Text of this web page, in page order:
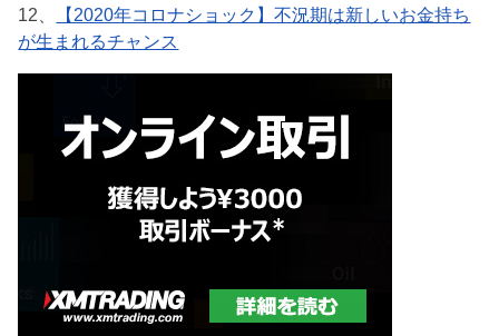
12、
【2020年コロナショック】不況期は新しいお金持ち
が生まれるチャンス